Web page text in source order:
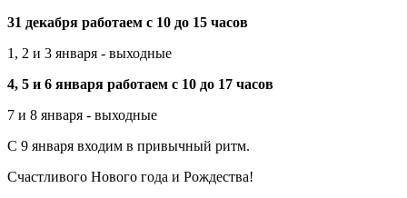
31 декабря работаем с 10 до 15 часов
1, 2 и 3 января - выходные
4, 5 и 6 января работаем с 10 до 17 часов
7 и 8 января - выходные
С 9 января входим в привычный ритм.
Счастливого Нового года и Рождества!